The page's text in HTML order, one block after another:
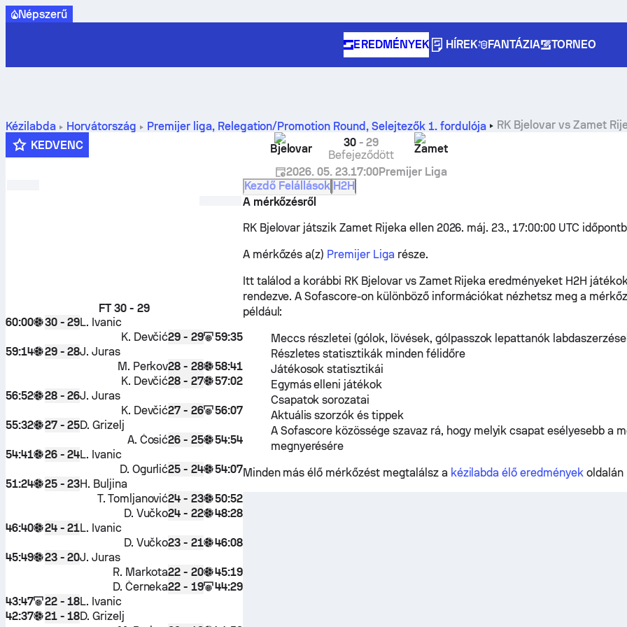
Népszerű
EREDMÉNYEK HÍREK FANTÁZIA TORNEO
Kézilabda Horvátország Premijer liga, Relegation/Promotion Round ,Selejtezők 1. fordulója
RK Bjelovar vs Zamet
program, statisztikák és összehasonlítás
KEDVENC Bjelovar 30-29
Befejeződött
Zamet
2026. 05. 23.17:00Premijer Liga
FT 30 - 29
60:00
30 - 29L. Ivanic
59:35
29 - 29
K. Devčić
59:14
29 - 28J. Juras
58:41
28 - 28
M. Perkov
57:02
28 - 27
K. Devčić
56:52
28 - 26J. Juras
56:07
27 - 26
K. Devčić
55:32
27 - 25D. Grizelj
54:54
26 - 25
A. Ćosić
54:41
26 - 24L. Ivanic
54:07
25 - 24
D. Ogurlić
51:24
25 - 23H. Buljina
50:52
24 - 23
T. Tomljanović
48:28
24 - 22
D. Vučko
46:40
24 - 21L. Ivanic
46:08
23 - 21
D. Vučko
45:49
23 - 20J. Juras
45:19
22 - 20
R. Markota
44:29
22 - 19
D. Černeka
43:47
22 - 18L. Ivanic
42:37
21 - 18D. Grizelj
Kezdő Felállások H2H
A mérkőzésről
RK Bjelovar játszik Zamet Rijeka ellen 2026. máj. 23., 17:00:00 UTC
A mérkőzés a(z) Premijer Liga része.
Itt találod a korábbi RK Bjelovar vs Zamet Rijeka eredményeket H2H
rendezve. A Sofascore-on különböző információkat nézhetsz meg a
például:
Meccs részletei (gólok, lövések, gólpasszok lepattanók
Részletes statisztikák minden félidőre
Játékosok statisztikái
Egymás elleni játékok
Csapatok sorozatai
Aktuális szorzók és tippek
A Sofascore közössége szavaz rá, hogy melyik csapat esélyesebb a
megnyerésére
Minden más élő mérkőzést megtalálsz a kézilabda élő eredményekoldalán